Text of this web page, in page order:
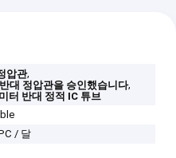
압관,
대 정압관을 승인했습니다,
터 반대 정적 IC 튜브
/ 달